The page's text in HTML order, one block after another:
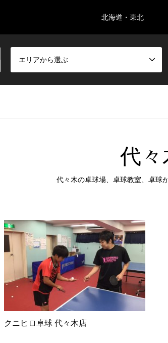
北海道・東北
エリアから選ぶ
代々
代々木の卓球場、卓球教室、卓球
クニヒロ卓球 代々木店